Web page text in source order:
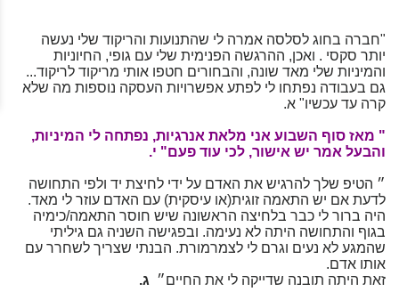
"חברה בחוג לסלסה אמרה לי שהתנועות והריקוד שלי נעשה
יותר סקסי . ואכן, ההרגשה הפנימית שלי עם גופי, החיוניות
והמיניות שלי מאד שונה, והבחורים חטפו אותי מריקוד לריקוד...
גם בעבודה נפתחו לי לפתע אפשרויות העסקה נוספות מה שלא
קרה עד עכשיו" א.
" מאז סוף השבוע אני מלאת אנרגיות, נפתחה לי המיניות,
והבעל אמר יש אישור, לכי עוד פעם" י.
״ הטיפ שלך להרגיש את האדם על ידי לחיצת יד ולפי התחושה
לדעת אם יש התאמה זוגית(או עיסקית) עם האדם עוזר לי מאד.
היה ברור לי כבר בלחיצה הראשונה שיש חוסר התאמה/כימיה
בגוף והתחושה היתה לא נעימה. ובפגישה השניה גם גיליתי
שהמגע לא נעים וגרם לי לצמרמורת. הבנתי שצריך לשחרר עם
אותו אדם.
זאת היתה תובנה שדייקה לי את החיים״ ג.